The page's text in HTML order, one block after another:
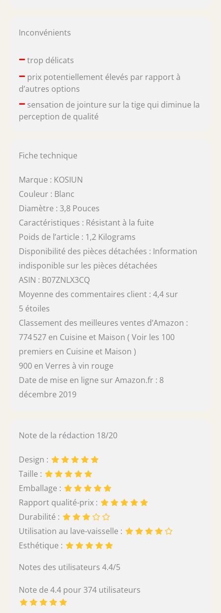
Inconvénients
–trop délicats
–prix potentiellement élevés par rapport à
d’autres options
–sensation de jointure sur la tige qui diminue la
perception de qualité
Fiche technique
Marque : KOSIUN
Couleur : Blanc
Diamètre : 3,8 Pouces
Caractéristiques : Résistant à la fuite
Poids de l’article : 1,2 Kilograms
Disponibilité des pièces détachées : Information
indisponible sur les pièces détachées
ASIN : B07ZNLX3CQ
Moyenne des commentaires client : 4,4 sur
5 étoiles
Classement des meilleures ventes d’Amazon :
774 527 en Cuisine et Maison ( Voir les 100
premiers en Cuisine et Maison )
900 en Verres à vin rouge
Date de mise en ligne sur Amazon.fr : 8
décembre 2019
Note de la rédaction 18/20
Design :
Taille :
Emballage :
Rapport qualité-prix :
Durabilité :
Utilisation au lave-vaisselle :
Esthétique :
Notes des utilisateurs 4.4/5
Note de 4.4 pour 374 utilisateurs